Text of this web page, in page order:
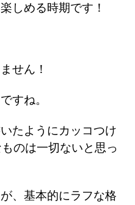
しめる時期です！
せん！
すね。
たようにカッコつけ
のは一切ないと思っ
、基本的にラフな格